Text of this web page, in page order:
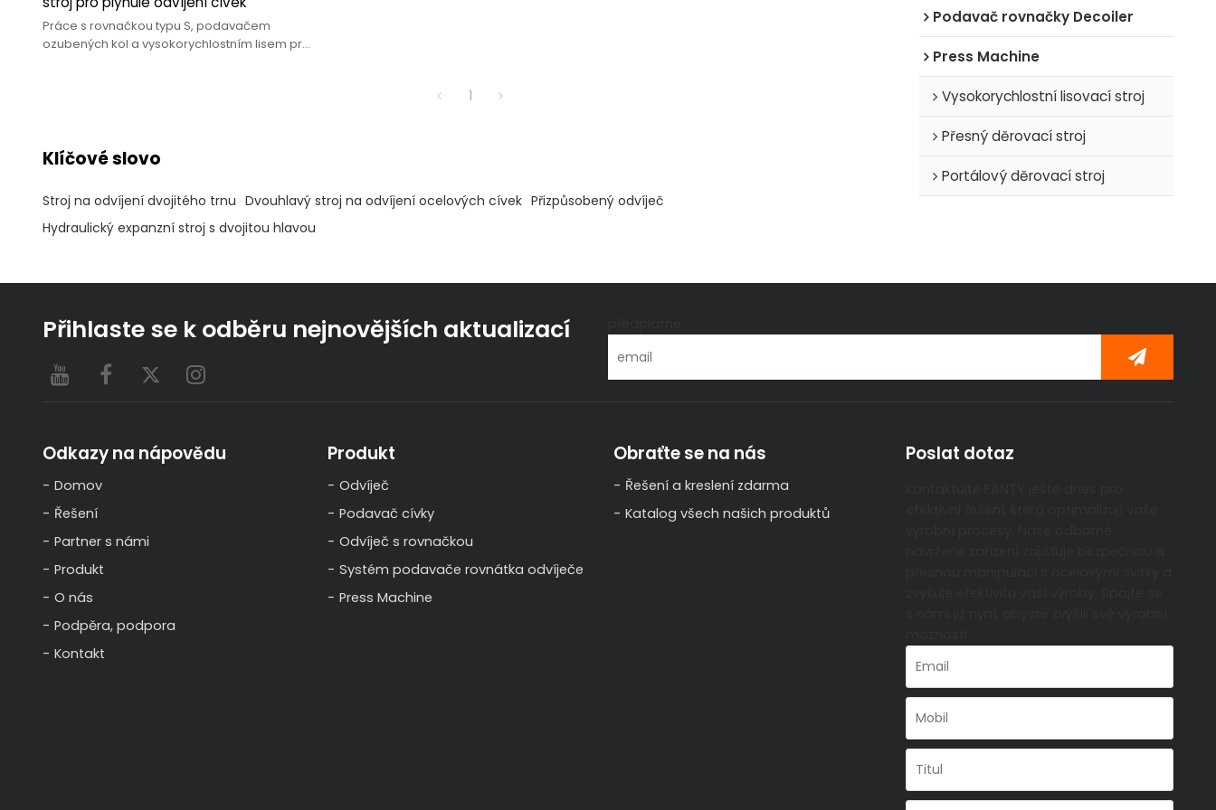
Práce s rovnačkou typu S, podavačem
ozubených kol a vysokorychlostním lisem pro
1
Klíčové slovo
Stroj na odvíjení dvojitého trnu Dvouhlavý stroj na odvíjení ocelových cívek Přizpůsobený odvíječ
Hydraulický expanzní stroj s dvojitou hlavou
Podavač rovnačky Decoiler
Press Machine
Vysokorychlostní lisovací stroj
Přesný děrovací stroj
Portálový děrovací stroj
Přihlaste se k odběru nejnovějších aktualizací
Odkazy na nápovědu
Domov
Řešení
Partner s námi
Produkt
O nás
Podpěra, podpora
Kontakt
Produkt
Odvíječ
Podavač cívky
Odvíječ s rovnačkou
Systém podavače rovnátka odvíječe
Press Machine
Obraťte se na nás
Řešení a kreslení zdarma
Katalog všech našich produktů
Poslat dotaz